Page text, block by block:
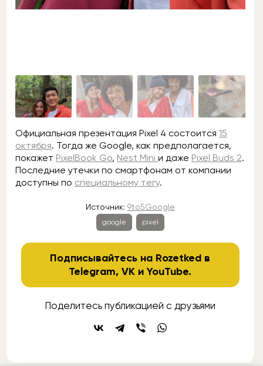
Официальная презентация Pixel 4 состоится 15
октября. Тогда же Google, как предполагается,
покажет PixelBook Go, Nest Mini и даже Pixel Buds 2.
Последние утечки по смартфонам от компании
доступны по специальному тегу.
Источник: 9to5Google
google pixel
Подписывайтесь на Rozetked в
Telegram,VK иYouTube.
Поделитесь публикацией с друзьями